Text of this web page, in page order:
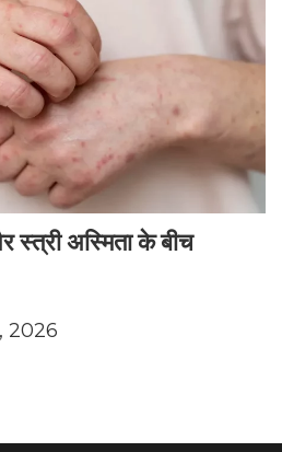
स्त्री अस्मिता के बीच
2026